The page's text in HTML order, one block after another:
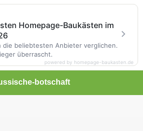
botschaft
Homepage-Baukästen im
die beliebtesten Anbieter verglichen.
überrascht.
powered by homepage-baukasten.de